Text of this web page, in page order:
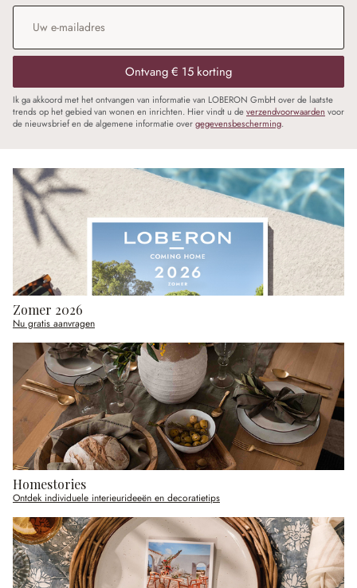
E-mailadres
Ontvang € 15 korting
Ik ga akkoord met het ontvangen van informatie van LOBERON GmbH over de laatste
trends op het gebied van wonen en inrichten. Hier vindt u deverzendvoorwaarden voor
de nieuwsbrief en de algemene informatie overgegevensbescherming.
Zomer 2026
Nu gratis aanvragen
Homestories
Ontdek individuele interieurideeën en decoratietips